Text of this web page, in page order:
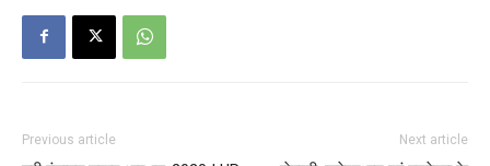
Previous article Next article